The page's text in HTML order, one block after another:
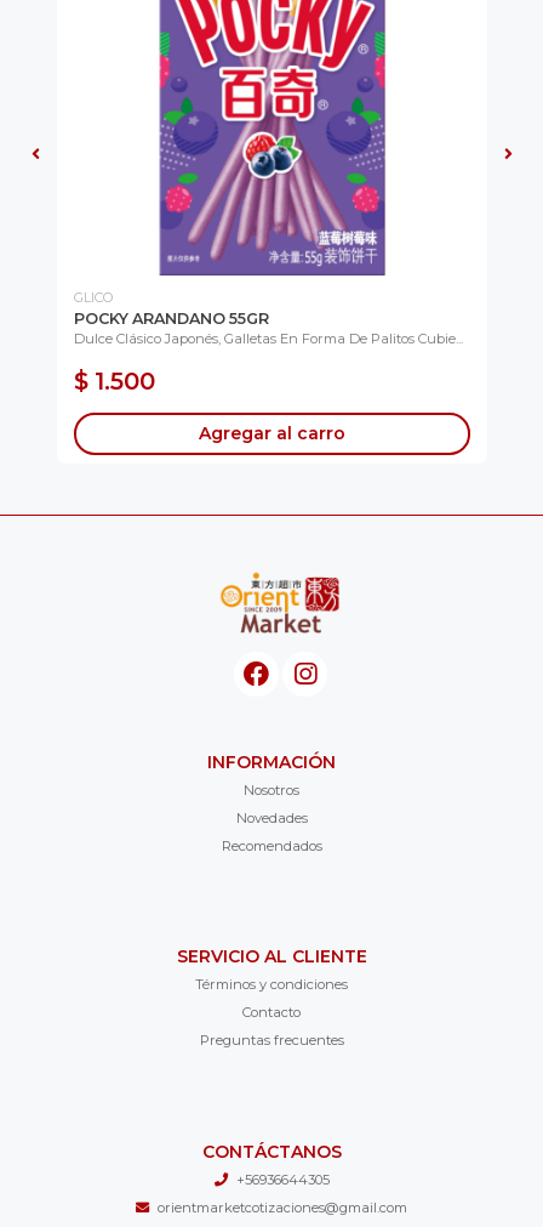
GLICO
POCKY ARANDANO 55GR
Dulce Clásico Japonés, Galletas En Forma De Palitos Cubie...
$ 1.500
Agregar al carro
INFORMACIÓN
Nosotros
Novedades
Recomendados
SERVICIO AL CLIENTE
Términos y condiciones
Contacto
Preguntas frecuentes
CONTÁCTANOS
+56936644305
orientmarketcotizaciones@gmail.com